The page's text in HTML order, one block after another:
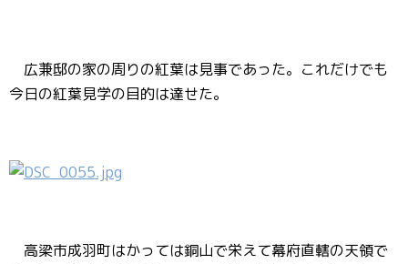
広兼邸の家の周りの紅葉は見事であった。これだけでも
今日の紅葉見学の目的は達せた。
高梁市成羽町はかっては銅山で栄えて幕府直轄の天領で